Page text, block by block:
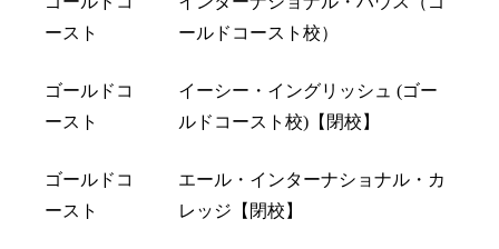
ースト
ールドコースト校）
ゴールドコ
ースト
イーシー・イングリッシュ (ゴー
ルドコースト校)【閉校】
ゴールドコ
ースト
エール・インターナショナル・カ
レッジ【閉校】